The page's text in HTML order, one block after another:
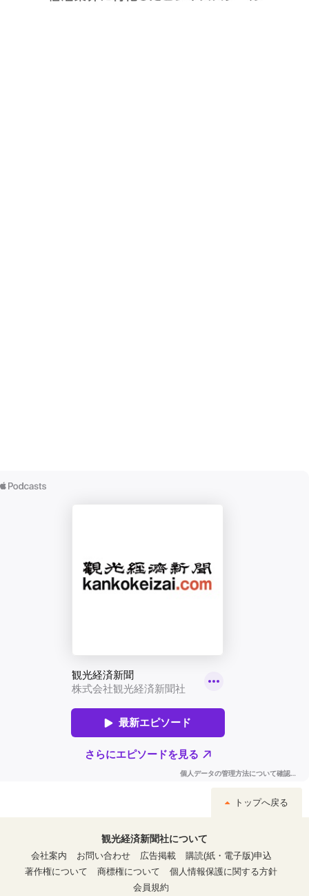
トップへ戻る
観光経済新聞社について
会社案内
お問い合わせ 広告掲載
購読(紙・電子版)申込
著作権について
商標権について
個人情報保護に関する方針
会員規約